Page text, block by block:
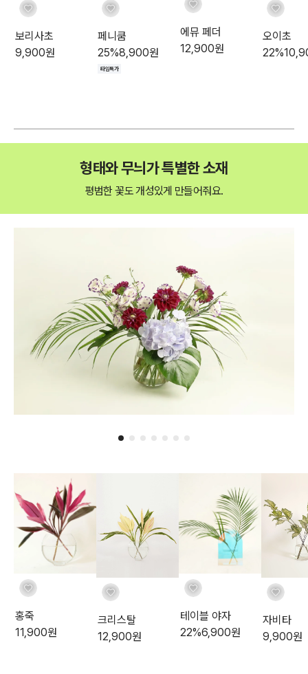
보리사초
9,900원
페니쿰
25%8,900원
타임특가
에뮤 페더
12,900원
오이초
22%
형태와 무늬가특별한소재
평범한 꽃도 개성있게 만들어줘요 .
홍죽
11,900원
크리스탈
12,900원
테이블 야자
22%6,900원
자비타
9,900원